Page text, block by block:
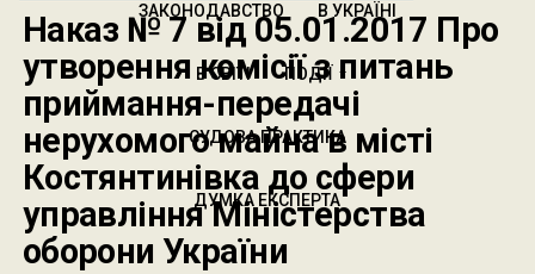
ЗАКОНОДАВСТВО В УКРАЇНІ
В СВІТІ ПОДІЇ
СУДОВА ПРАКТИКА
ДУМКА ЕКСПЕРТА
Наказ № 7 від 05.01.2017 Про
утворення комісії з питань
приймання-передачі
нерухомого майна в місті
Костянтинівка до сфери
управління Міністерства
оборони України